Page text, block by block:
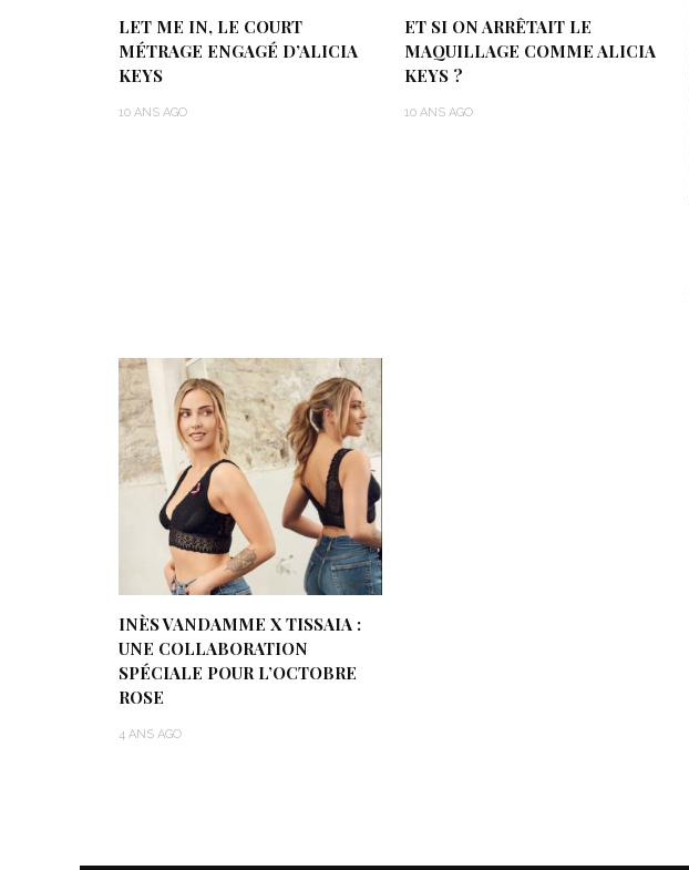
LET ME IN, LE COURT
MÉTRAGE ENGAGÉ D’ALICIA
KEYS
10 ANS AGO
ET SI ON ARRÊTAIT LE
MAQUILLAGE COMME ALICIA
KEYS ?
10 ANS AGO
INÈS VANDAMME X TISSAIA :
UNE COLLABORATION
SPÉCIALE POUR L’OCTOBRE
ROSE
4 ANS AGO